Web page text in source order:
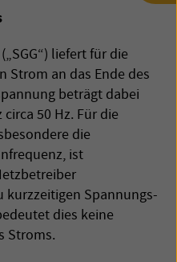
liefert für die
Strom an das Ende des
beträgt dabei
50 Hz. Für die
die
ist
Spannungs-
dies keine
Stroms.